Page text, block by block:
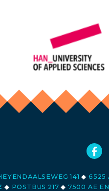
141◆ 6525
◆ POSTBUS 217◆ 7500 AE